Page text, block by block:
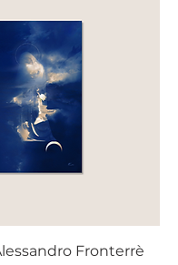
Fronterrè